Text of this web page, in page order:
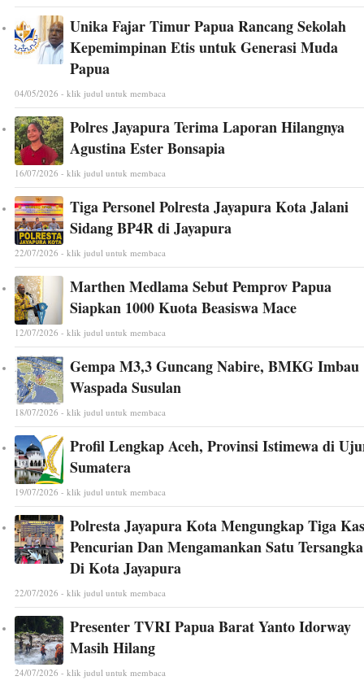
Unika Fajar Timur Papua Rancang Sekolah
Kepemimpinan Etis untuk Generasi Muda
Papua
04/05/2026 - klik judul untuk membaca
Polres Jayapura Terima Laporan Hilangnya
Agustina Ester Bonsapia
16/07/2026 - klik judul untuk membaca
Tiga Personel Polresta Jayapura Kota Jalani
Sidang BP4R di Jayapura
22/07/2026 - klik judul untuk membaca
Marthen Medlama Sebut Pemprov Papua
Siapkan 1000 Kuota Beasiswa Mace
12/07/2026 - klik judul untuk membaca
Gempa M3,3 Guncang Nabire, BMKG Imbau
Waspada Susulan
18/07/2026 - klik judul untuk membaca
Profil Lengkap Aceh, Provinsi Istimewa di
Sumatera
19/07/2026 - klik judul untuk membaca
Polresta Jayapura Kota Mengungkap Tiga
Pencurian Dan Mengamankan Satu Tersangka
Di Kota Jayapura
22/07/2026 - klik judul untuk membaca
Presenter TVRI Papua Barat Yanto Idorway
Masih Hilang
24/07/2026 - klik judul untuk membaca